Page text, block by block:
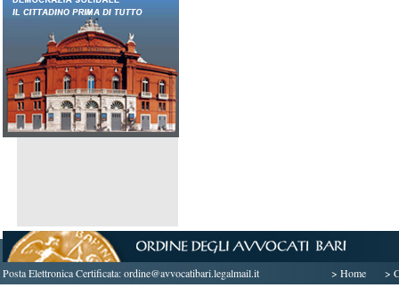
Posta Elettronica Certificata:ordine@avvocatibari.legalmail.it > Home >